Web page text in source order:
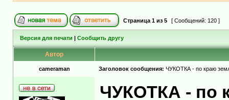
Страница 1 из 5 [ Сообщений: 120 ]
Версия для печати | Сообщить другу
Автор
cameraman Заголовок сообщения: ЧУКОТКА - по краю
ЧУКОТКА - по